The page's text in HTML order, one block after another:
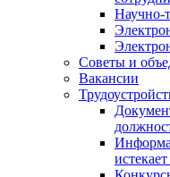
Научно-
Советы и
Вакансии